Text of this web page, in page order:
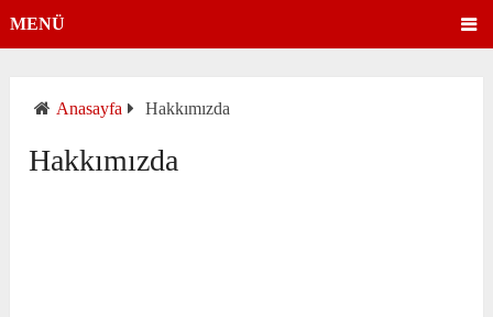
MENÜ
Anasayfa Hakkımızda
Hakkımızda